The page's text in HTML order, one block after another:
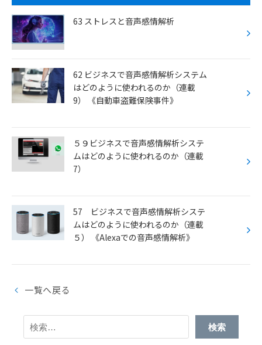
63 ストレスと音声感情解析
62 ビジネスで音声感情解析システム
はどのように使われるのか（連載
9） 《自動車盗難保険事件》
５９ビジネスで音声感情解析システ
ムはどのように使われるのか（連載
7）
57 ビジネスで音声感情解析システ
ムはどのように使われるのか（連載
５） 《Alexaでの音声感情解析》
一覧へ戻る
検